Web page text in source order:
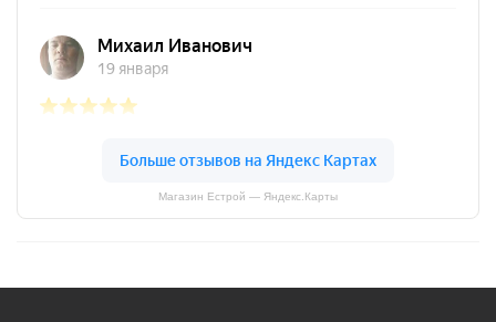
Магазин Естрой — Яндекс.Карты